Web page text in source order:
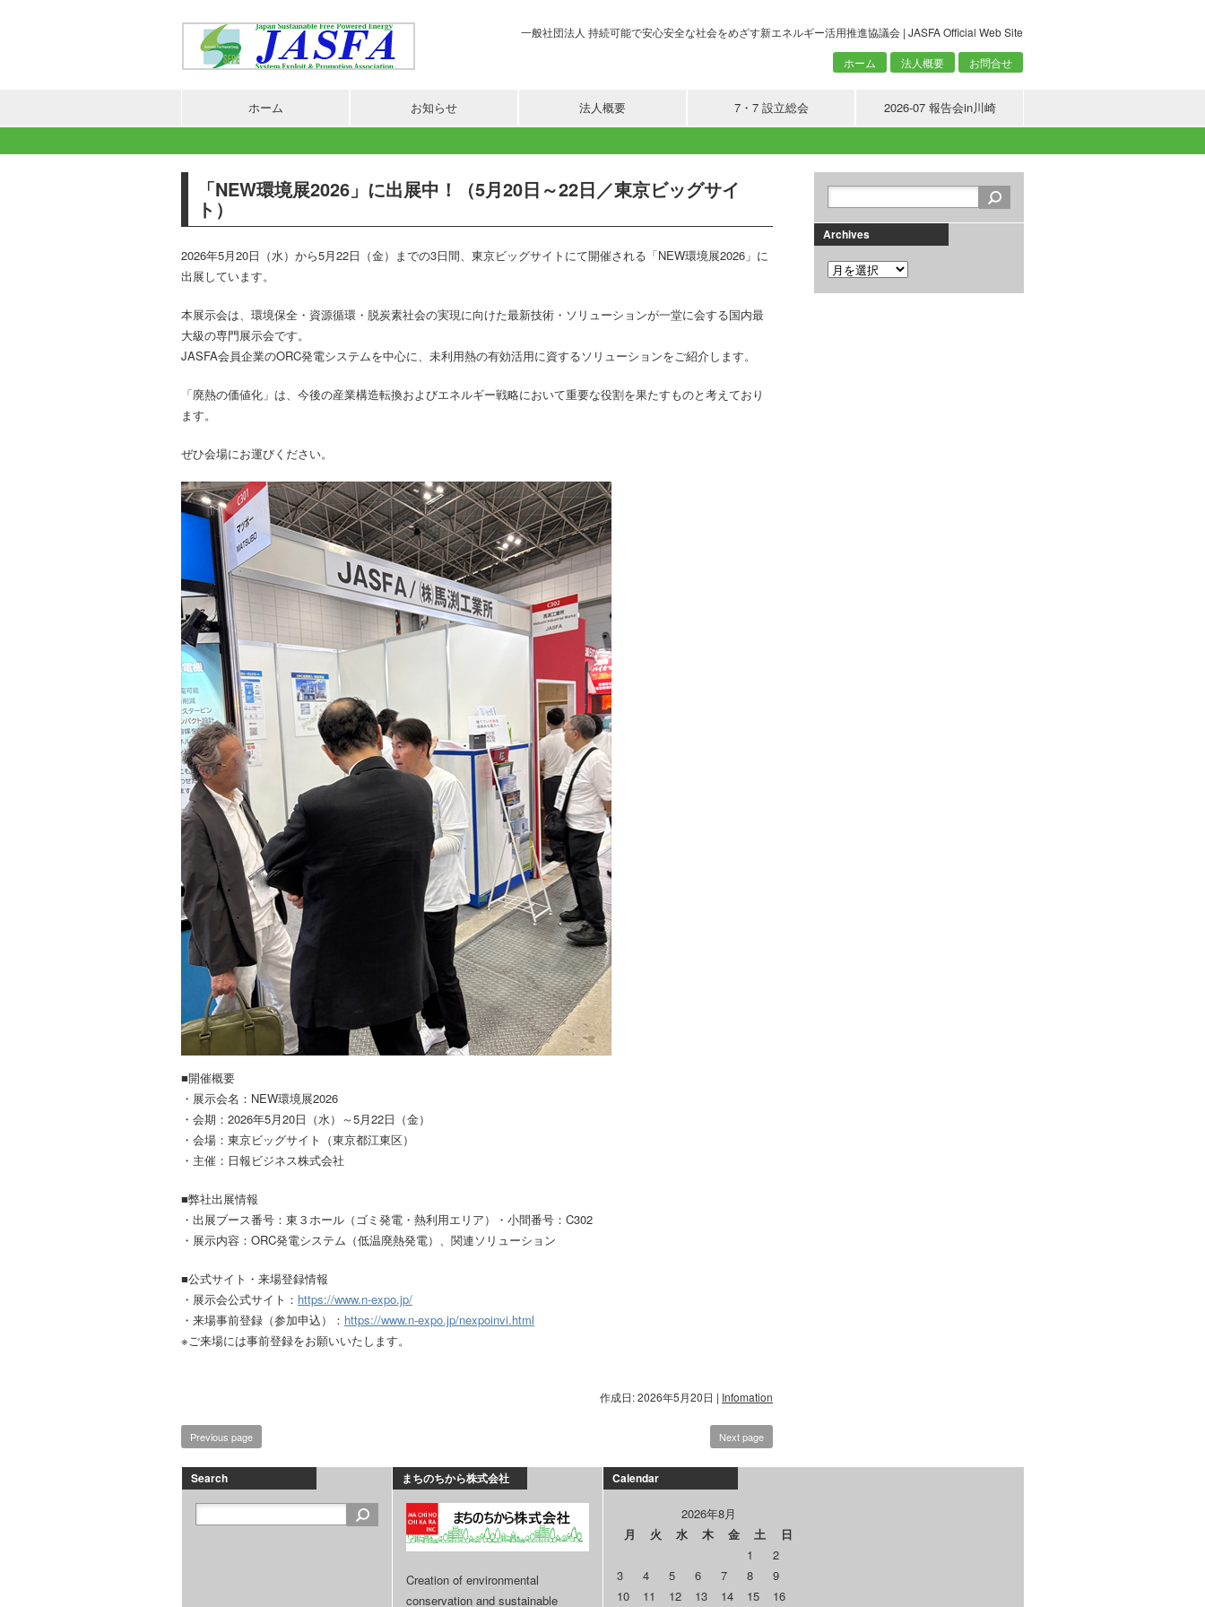
一般社団法人 持続可能で安心安全な社会をめざす新エネルギー活用推進協議会 | JASFA Official Web Site
ホーム
法人概要 お問合せ
ホーム お知らせ 法人概要 7・7 設立総会 2026-07 報告会in川崎
「NEW環境展2026」に出展中！（5月20日～22日／東京ビッグサイ
ト）
2026年5月20日（水）から5月22日（金）までの3日間、東京ビッグサイトにて開催される「NEW環境展2026」に
出展しています。
本展示会は、環境保全・資源循環・脱炭素社会の実現に向けた最新技術・ソリューションが一堂に会する国内最
大級の専門展示会です。
JASFA会員企業のORC発電システムを中心に、未利用熱の有効活用に資するソリューションをご紹介します。
「廃熱の価値化」は、今後の産業構造転換およびエネルギー戦略において重要な役割を果たすものと考えており
ます。
ぜひ会場にお運びください。
■開催概要
・展示会名：NEW環境展2026
・会期：2026年5月20日（水）～5月22日（金）
・会場：東京ビッグサイト（東京都江東区）
・主催：日報ビジネス株式会社
■弊社出展情報
・出展ブース番号：東３ホール（ゴミ発電・熱利用エリア）・小間番号：C302
・展示内容：ORC発電システム（低温廃熱発電）、関連ソリューション
■公式サイト・来場登録情報
・展示会公式サイト： https://www.n-expo.jp/
・来場事前登録（参加申込）： https://www.n-expo.jp/nexpoinvi.html
※ご来場には事前登録をお願いいたします。
作成日: 2026年5月20日 | Infomation
Previous page Next page
Archives
Search まちのちから株式会社
Creation of environmental
conservation and sustainable
Calendar
2026年8月
月
火 水 木 金 土
日
1
2
3
4 5 6 7 8
9
10
11 12 13 14 15 16